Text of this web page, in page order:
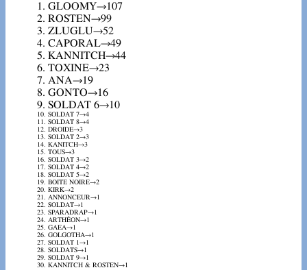
GLOOMY→107
ROSTEN→99
ZLUGLU→52
CAPORAL→49
KANNITCH→44
TOXINE→23
ANA→19
GONTO→16
SOLDAT 6→10
SOLDAT 7→4
SOLDAT 8→4
DROIDE→3
SOLDAT 2→3
KANITCH→3
TOUS→3
SOLDAT 3→2
SOLDAT 4→2
SOLDAT 5→2
BOITE NOIRE→2
KIRK→2
ANNONCEUR→1
SOLDAT→1
SPARADRAP→1
ARTHÉON→1
GAEA→1
GOLGOTHA→1
SOLDAT 1→1
SOLDATS→1
SOLDAT 9→1
KANNITCH & ROSTEN→1